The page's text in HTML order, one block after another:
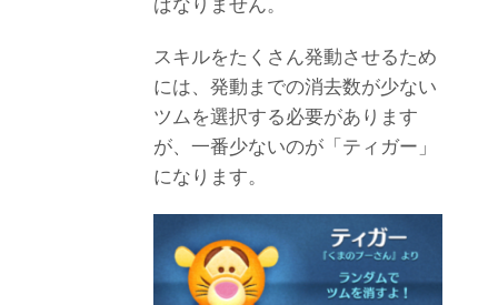
ばなりません。
スキルをたくさん発動させるため
には、発動までの消去数が少ない
ツムを選択する必要があります
が、一番少ないのが「ティガー」
になります。